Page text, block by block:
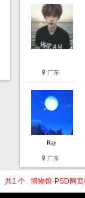
广东
Ray
广东
共1 个 博物馆·PSD网